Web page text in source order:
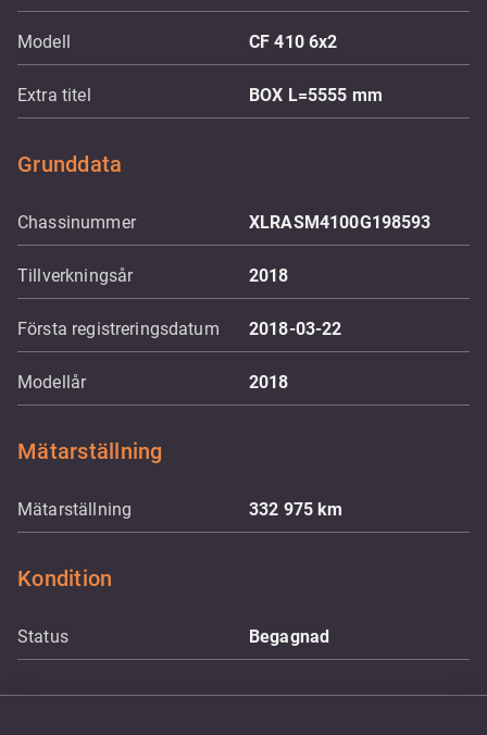
Modell CF 410 6x2
Extra titel BOX L=5555 mm
Grunddata
Chassinummer XLRASM4100G198593
Tillverkningsår 2018
Första registreringsdatum 2018-03-22
Modellår 2018
Mätarställning
Mätarställning 332 975km
Kondition
Status Begagnad